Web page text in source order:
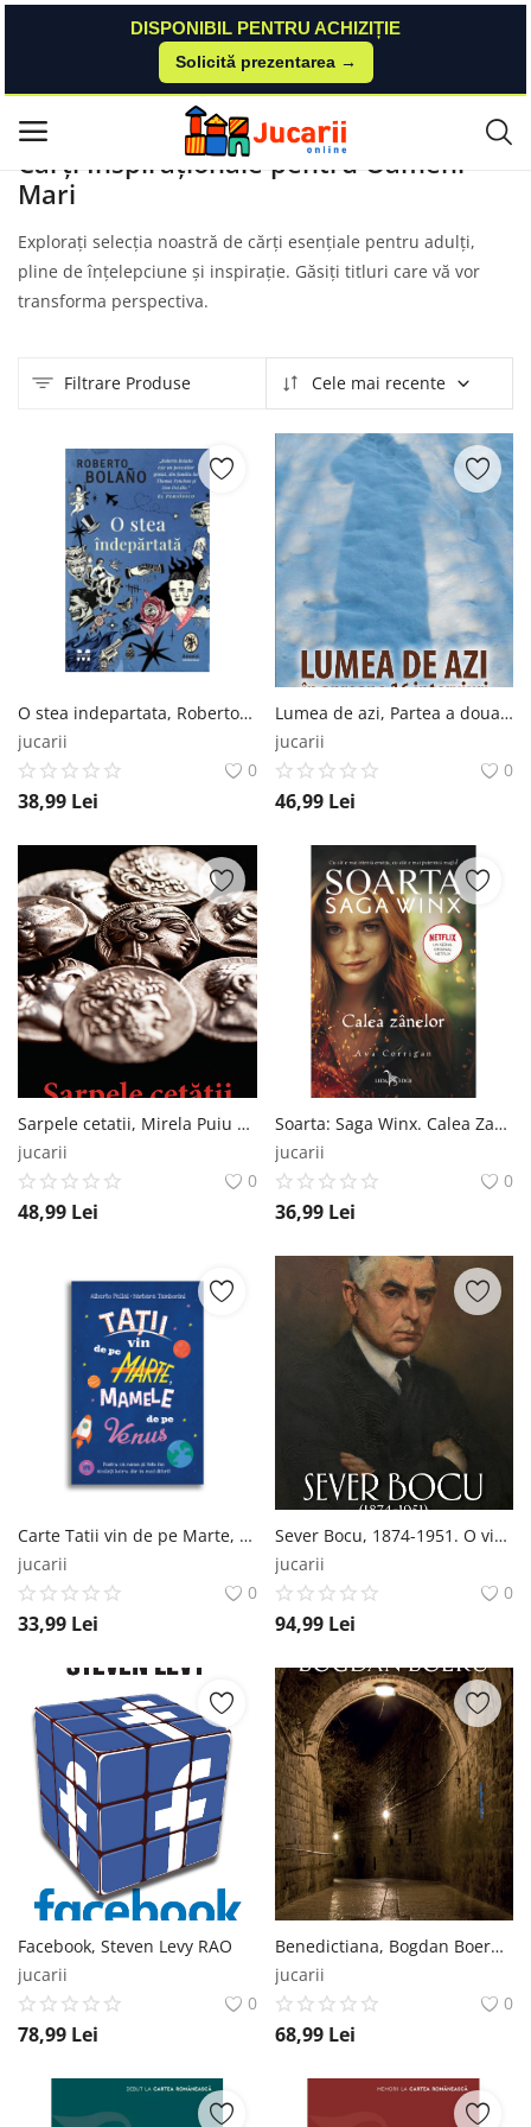
DISPONIBIL PENTRU ACHIZIȚIE
Solicită prezentarea →
Meniu principal
Categorii
Acasă
Contact
Autentificare
Înregistrare
Carti Pentru Oameni Mari
Cărți Inspiraționale pentru Oameni
Mari
Explorați selecția noastră de cărți esențiale pentru adulți,
pline de înțelepciune și inspirație. Găsiți titluri care vă vor
transforma perspectiva.
Filtrare Produse Cele mai recente
O stea indepartata, Roberto Bolano Trei
jucarii
0
38,99 Lei
Lumea de azi, Partea a doua, Marian Nazat RAO
jucarii
0
46,99 Lei
Sarpele cetatii, Mirela Puiu RAO
jucarii
0
48,99 Lei
Soarta: Saga Winx. Calea Zanelor, Avva Corrigan Corint
jucarii
0
36,99 Lei
Carte Tatii vin de pe Marte, mamele de pe Venus, Editura DPH DPH
jucarii
0
33,99 Lei
Sever Bocu, 1874-1951. O viata, un ideal, un destin. Florian Bichir, Horia Dumitrescu RAO
jucarii
0
94,99 Lei
Facebook, Steven Levy RAO
jucarii
0
78,99 Lei
Benedictiana, Bogdan Boeru RAO
jucarii
0
68,99 Lei